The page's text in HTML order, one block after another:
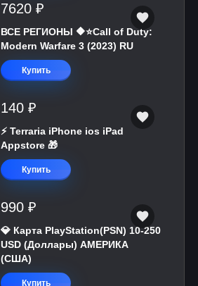
7620 ₽
ВСЕ РЕГИОНЫ 🔶⭐Call of Duty:
Modern Warfare 3 (2023) RU
Купить
140 ₽
⚡️ Terraria iPhone ios iPad
Appstore 🎁
Купить
990 ₽
💎 Карта PlayStation(PSN) 10-250
USD (Доллары) АМЕРИКА
(США)
Купить